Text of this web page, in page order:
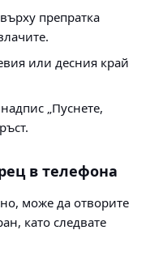
препратка
или десния край
„Пуснете,
в телефона
може да отворите
като следвате